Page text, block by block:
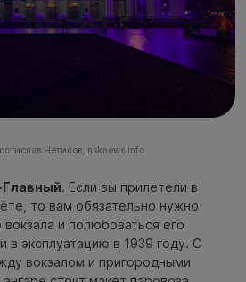
Нетисов, nsknews.info
Главный. Если вы прилетели в
то вам обязательно нужно
вокзала и полюбоваться его
в эксплуатацию в 1939 году. С
вокзалом и пригородными